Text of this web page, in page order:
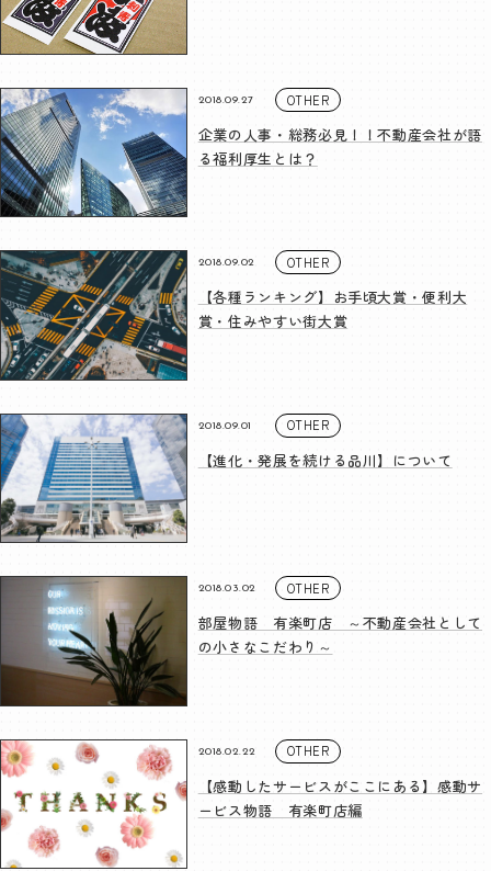
2018.09.27 OTHER
企業の人事・総務必見！！不動産会社が語
る福利厚生とは？
2018.09.02 OTHER
【各種ランキング】お手頃大賞・便利大
賞・住みやすい街大賞
2018.09.01 OTHER
【進化・発展を続ける品川】について
2018.03.02 OTHER
部屋物語 有楽町店 ～不動産会社として
の小さなこだわり～
2018.02.22 OTHER
【感動したサービスがここにある】感動サ
ービス物語 有楽町店編